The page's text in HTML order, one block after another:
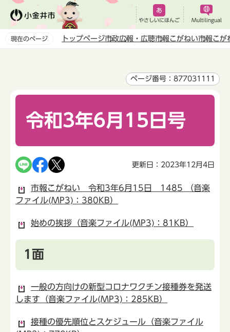
ペ
やさしいにほんご Multilingual
現在のページ トップページ市政広報・広聴市報こがねい市報こが
ページ番号：877031111
令和3年6月15日号
更新日：2023年12月4日
市報こがねい 令和3年6月15日 1485 （音楽
ファイル(MP3)：380KB）
始めの挨拶（音楽ファイル(MP3)：81KB）
1面
一般の方向けの新型コロナワクチン接種券を発送
します（音楽ファイル(MP3)：285KB）
接種の優先順位とスケジュール（音楽ファイル